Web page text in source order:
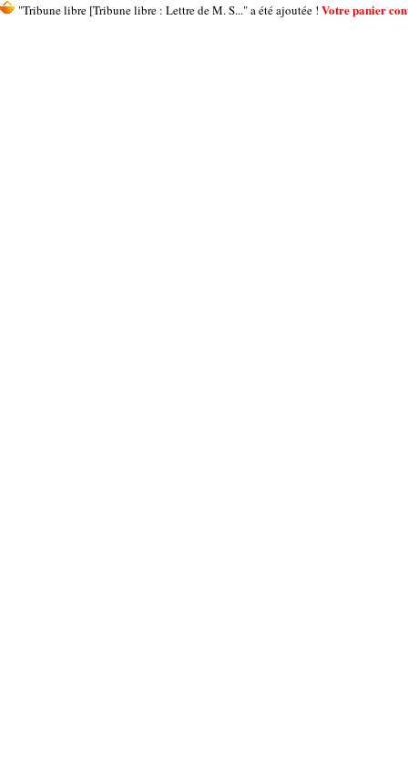
"Tribune libre [Tribune libre : Lettre de M. S..." a été ajoutée ! Votre panier